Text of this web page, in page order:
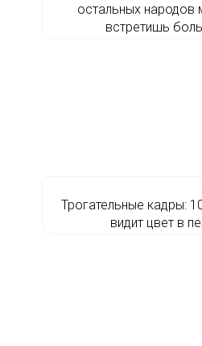
остальных народов
встретишь
Трогательные кадры:
видит цвет в